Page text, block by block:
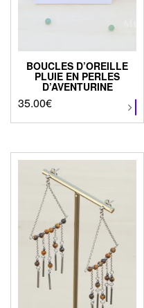
BOUCLES D’OREILLE
PLUIE EN PERLES
D’AVENTURINE
35.00€
variations.
peuvent
être
choisies
sur
la
page
du
produit